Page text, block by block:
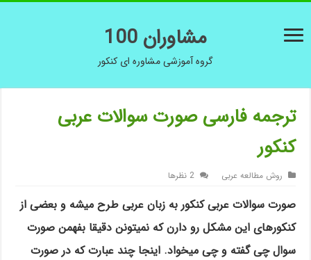
مشاوران 100
گروه آموزشی مشاوره ای کنکور
ترجمه فارسی صورت سوالات عربی
کنکور
روش مطالعه عربی 2 نظرها
صورت سوالات عربی کنکور به زبان عربی طرح میشه و بعضی از
کنکورهای این مشکل رو دارن که نمیتونن دقیقا بفهمن صورت
سوال چی گفته و چی میخواد. اینجا چند عبارت که در صورت